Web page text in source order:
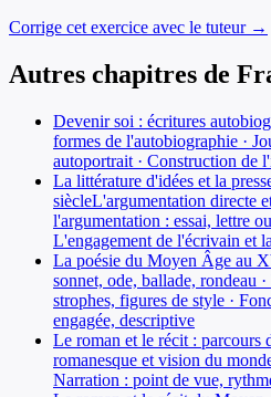
Corrige cet exercice avec le tuteur →
Autres chapitres de
Devenir soi : écritures
formes de l'autobiographie ·
autoportrait · Construction de
La littérature d'idées et la
siècleL'argumentation directe
l'argumentation : essai, lettre
L'engagement de l'écrivain et
La poésie du Moyen Âge au
sonnet, ode, ballade, rondeau
strophes, figures de style ·
engagée, descriptive
Le roman et le récit : parcours
romanesque et vision du
Narration : point de vue,